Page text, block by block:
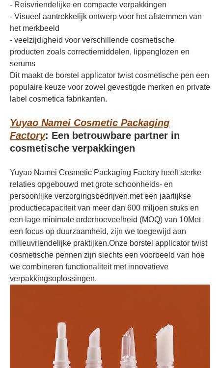
- Reisvriendelijke en compacte verpakkingen
- Visueel aantrekkelijk ontwerp voor het afstemmen van
het merkbeeld
- veelzijdigheid voor verschillende cosmetische
producten zoals correctiemiddelen, lippenglozen en
serums
Dit maakt de borstel applicator twist cosmetische pen een
populaire keuze voor zowel gevestigde merken en private
label cosmetica fabrikanten.
Yuyao Namei Cosmetic Packaging
Factory: Een betrouwbare partner in
cosmetische verpakkingen
Yuyao Namei Cosmetic Packaging Factory heeft sterke
relaties opgebouwd met grote schoonheids- en
persoonlijke verzorgingsbedrijven.met een jaarlijkse
productiecapaciteit van meer dan 600 miljoen stuks en
een lage minimale orderhoeveelheid (MOQ) van 10Met
een focus op duurzaamheid, zijn we toegewijd aan
milieuvriendelijke praktijken.Onze borstel applicator twist
cosmetische pennen zijn slechts een voorbeeld van hoe
we combineren functionaliteit met innovatieve
verpakkingsoplossingen.